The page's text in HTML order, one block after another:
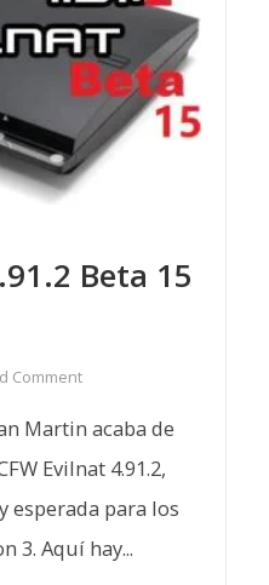
Beta 15
Comment
Martin acaba de
Evilnat 4.91.2,
esperada para los
3. Aquí hay...